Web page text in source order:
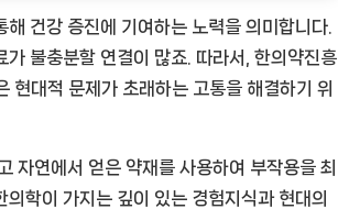
건강 증진에 기여하는 노력을 의미합니다.
불충분할 연결이 많죠. 따라서, 한의약진흥
현대적 문제가 초래하는 고통을 해결하기 위
자연에서 얻은 약재를 사용하여 부작용을 최
학이 가지는 깊이 있는 경험지식과 현대의